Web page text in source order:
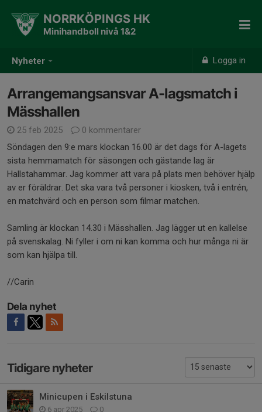
Nyheter Logga in
NORRKÖPINGS HK
Minihandboll nivå 1&2
Arrangemangsansvar A-lagsmatch i
Mässhallen
25 feb 2025
0 kommentarer
Söndagen den 9:e mars klockan 16.00 är det dags för A-lagets
sista hemmamatch för säsongen och gästande lag är
Hallstahammar. Jag kommer att vara på plats men behöver hjälp
av er föräldrar. Det ska vara två personer i kiosken, två i entrén,
en matchvärd och en person som filmar matchen.
Samling är klockan 14.30 i Mässhallen. Jag lägger ut en kallelse
på svenskalag. Ni fyller i om ni kan komma och hur många ni är
som kan hjälpa till.
//Carin
Dela nyhet
Tidigare nyheter
Minicupen i Eskilstuna
6 apr 2025 0